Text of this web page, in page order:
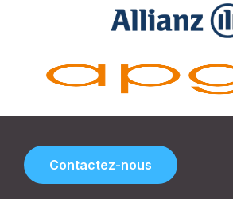
Contactez-nous